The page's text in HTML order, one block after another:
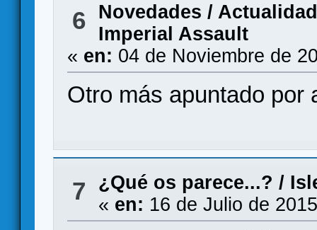
6
Novedades / Actualidad
Imperial Assault
« en: 04 de Noviembre de
Otro más apuntado por
7 ¿Qué os parece...? /
« en: 16 de Julio de